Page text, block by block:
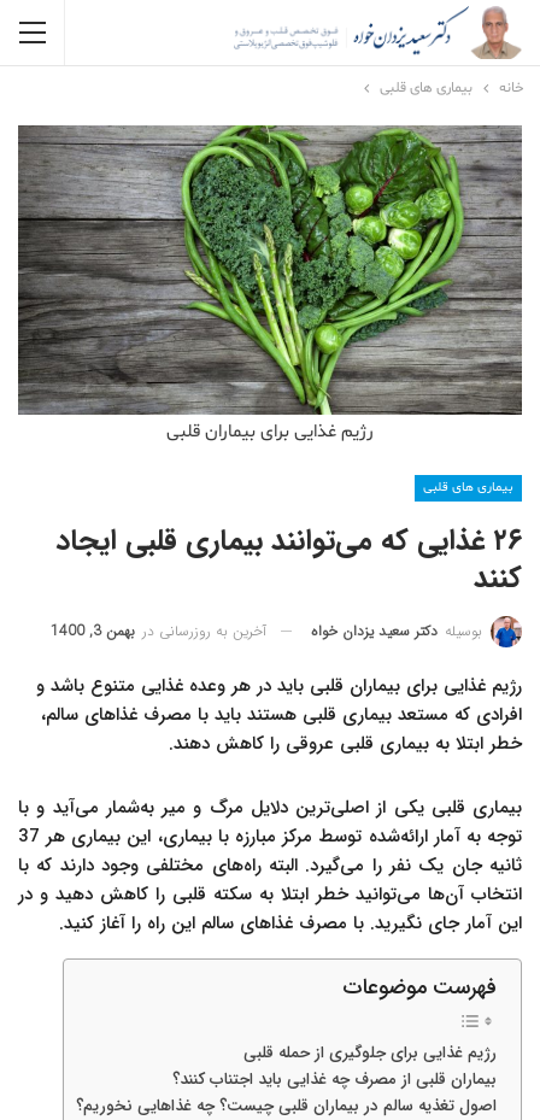
خانه بیماری های قلبی
رژیم غذایی برای بیماران قلبی
بیماری های قلبی
۲۶ غذایی که می‌توانند بیماری قلبی ایجاد
کنند
بوسیله دکتر سعید یزدان خواه آخرین به روزرسانی در بهمن 3, 1400
رژیم غذایی برای بیماران قلبی باید در هر وعده غذایی متنوع باشد و
افرادی که مستعد بیماری قلبی هستند باید با مصرف غذاهای سالم،
خطر ابتلا به بیماری‌ قلبی عروقی را کاهش دهند.
بیماری قلبی یکی از اصلی‌ترین دلایل مرگ و میر به‌شمار می‌آید و با
توجه به آمار ارائه‌شده توسط مرکز مبارزه با بیماری، این بیماری هر 37
ثانیه جان یک نفر را می‌گیرد. البته راه‌های مختلفی وجود دارند که با
انتخاب آن‌ها می‌توانید خطر ابتلا به سکته قلبی را کاهش دهید و در
این آمار جای نگیرید. با مصرف غذاهای سالم این راه را آغاز کنید.
فهرست موضوعات
رژیم غذایی برای جلوگیری از حمله قلبی
بیماران قلبی از مصرف چه غذایی باید اجتناب کنند؟
اصول تغذیه سالم در بیماران قلبی چیست؟ چه غذاهایی نخوریم؟